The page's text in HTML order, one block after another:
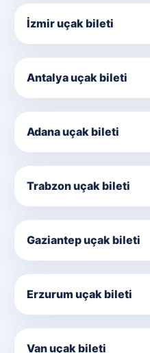
İzmir uçak bileti
Antalya uçak bileti
Adana uçak bileti
Trabzon uçak bileti
Gaziantep uçak bileti
Erzurum uçak bileti
Van uçak bileti